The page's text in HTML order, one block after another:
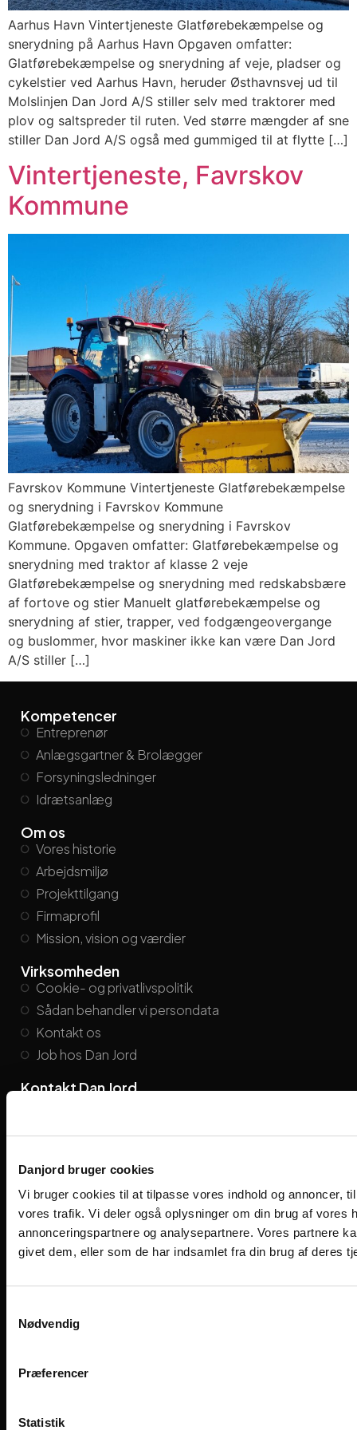
Danjord bruger cookies
Vi bruger cookies til at tilpasse vores indhold og annoncer,
vores trafik. Vi deler også oplysninger om din brug af vores
annonceringspartnere og analysepartnere. Vores partnere
givet dem, eller som de har indsamlet fra din brug af deres
Nødvendig
Præferencer
Statistik
Aarhus Havn Vintertjeneste Glatførebekæmpelse og
snerydning på Aarhus Havn Opgaven omfatter:
Glatførebekæmpelse og snerydning af veje, pladser og
cykelstier ved Aarhus Havn, heruder Østhavnsvej ud til
Molslinjen Dan Jord A/S stiller selv med traktorer med
plov og saltspreder til ruten. Ved større mængder af sne
stiller Dan Jord A/S også med gummiged til at flytte […]
Vintertjeneste, Favrskov
Kommune
Favrskov Kommune Vintertjeneste Glatførebekæmpelse
og snerydning i Favrskov Kommune
Glatførebekæmpelse og snerydning i Favrskov
Kommune. Opgaven omfatter: Glatførebekæmpelse og
snerydning med traktor af klasse 2 veje
Glatførebekæmpelse og snerydning med redskabsbære
af fortove og stier Manuelt glatførebekæmpelse og
snerydning af stier, trapper, ved fodgængeovergange
og buslommer, hvor maskiner ikke kan være Dan Jord
A/S stiller […]
Kompetencer
Entreprenør
Anlægsgartner & Brolægger
Forsyningsledninger
Idrætsanlæg
Om os
Vores historie
Arbejdsmiljø
Projekttilgang
Firmaprofil
Mission, vision og værdier
Virksomheden
Cookie- og privatlivspolitik
Sådan behandler vi persondata
Kontakt os
Job hos Dan Jord
Kontakt Dan Jord
Viengevej 8, 8240 Risskov
Følg os på de sociale medier